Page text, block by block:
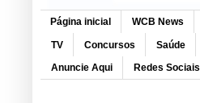
Página inicial WCB News
TV Concursos Saúde
Anuncie Aqui Redes Sociais